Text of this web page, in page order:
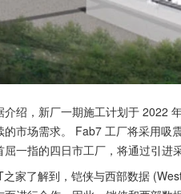
介绍，新厂一期施工计划于 2022
的市场需求。 Fab7 工厂将采用吸
屈一指的四日市工厂，将通过引进
之家了解到，铠侠与西部数据